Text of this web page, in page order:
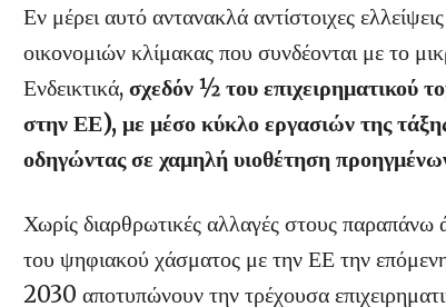
Εν μέρει αυτό αντανακλά αντίστοιχες
οικονομιών κλίμακας που συνδέονται με το
Ενδεικτικά, σχεδόν ½ του επιχειρηματικού
στην ΕΕ), με μέσο κύκλο εργασιών της
οδηγώντας σε χαμηλή υιοθέτηση
Χωρίς διαρθρωτικές αλλαγές στους παραπάνω
του ψηφιακού χάσματος με την ΕΕ την
2030 αποτυπώνουν την τρέχουσα